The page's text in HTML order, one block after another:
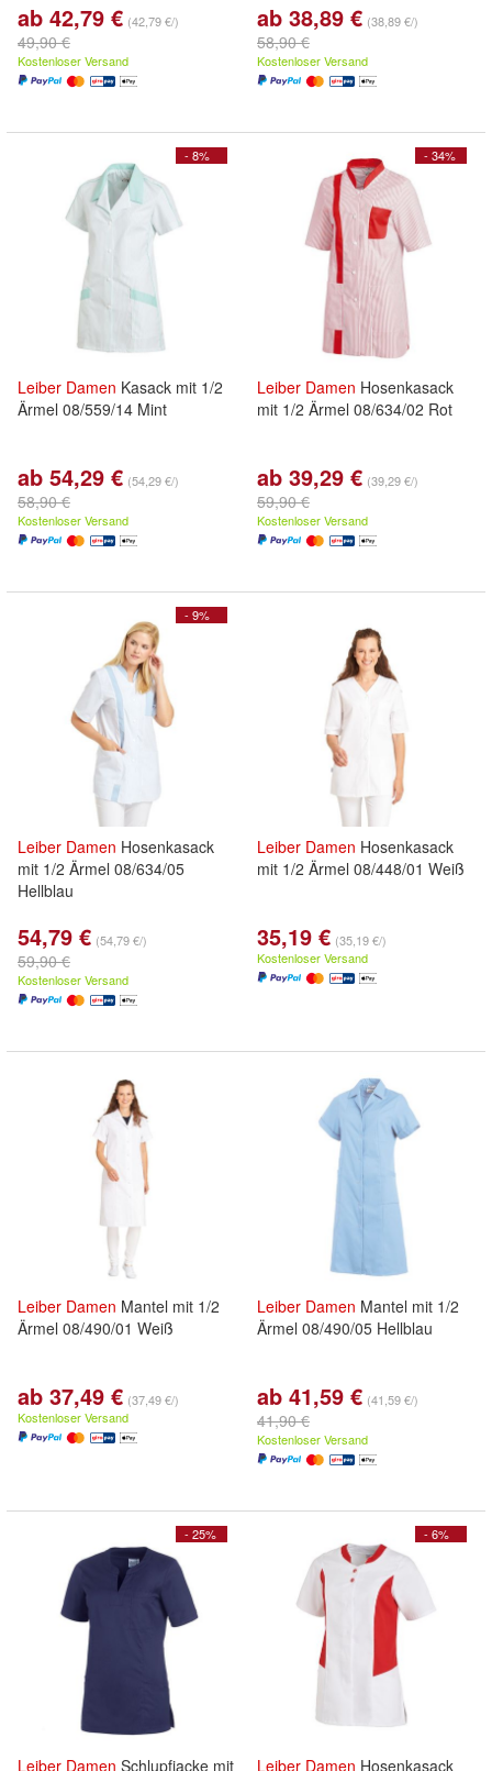
ab 42,79 € (42,79 €/)
49,90 €
Kostenloser Versand
ab 38,89 € (38,89 €/)
58,90 €
Kostenloser Versand
- 8%
Leiber Damen Kasack mit 1/2
Ärmel 08/559/14 Mint
ab 54,29 € (54,29 €/)
58,90 €
Kostenloser Versand
- 34%
Leiber Damen Hosenkasack
mit 1/2 Ärmel 08/634/02 Rot
ab 39,29 € (39,29 €/)
59,90 €
Kostenloser Versand
- 9%
Leiber Damen Hosenkasack
mit 1/2 Ärmel 08/634/05
Hellblau
54,79 € (54,79 €/)
59,90 €
Kostenloser Versand
Leiber Damen Hosenkasack
mit 1/2 Ärmel 08/448/01 Weiß
35,19 € (35,19 €/)
Kostenloser Versand
Leiber Damen Mantel mit 1/2
Ärmel 08/490/01 Weiß
ab 37,49 € (37,49 €/)
Kostenloser Versand
Leiber Damen Mantel mit 1/2
Ärmel 08/490/05 Hellblau
ab 41,59 € (41,59 €/)
41,90 €
Kostenloser Versand
- 25%
Leiber Damen Schlupfjacke mit
- 6%
Leiber Damen Hosenkasack